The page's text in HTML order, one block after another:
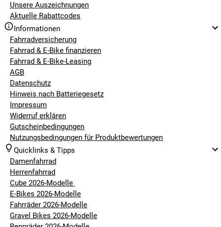
Unsere Auszeichnungen
Aktuelle Rabattcodes
Informationen
Fahrradversicherung
Fahrrad & E-Bike finanzieren
Fahrrad & E-Bike-Leasing
AGB
Datenschutz
Hinweis nach Batteriegesetz
Impressum
Widerruf erklären
Gutscheinbedingungen
Nutzungsbedingungen für Produktbewertungen
Quicklinks & Tipps
Damenfahrrad
Herrenfahrrad
Cube 2026-Modelle
E-Bikes 2026-Modelle
Fahrräder 2026-Modelle
Gravel Bikes 2026-Modelle